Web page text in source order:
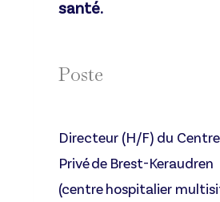
santé.
Poste
Directeur (H/F) du
Privé de Brest-Keraudren
(centre hospitalier